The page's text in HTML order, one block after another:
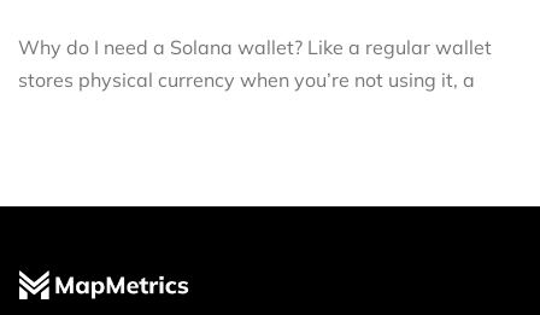
Why do I need a Solana wallet? Like a regular wallet
stores physical currency when you’re not using it, a